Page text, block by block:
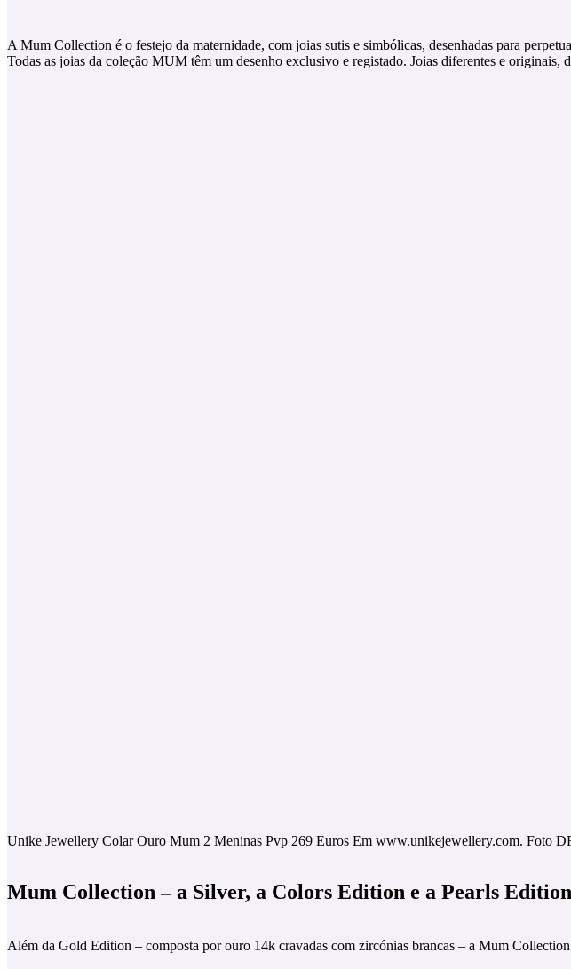
A Mum Collection é o festejo da maternidade, com joias sutis e simbólicas, desenhadas para
Todas as joias da coleção MUM têm um desenho exclusivo e registado. Joias diferentes e originais,
Unike Jewellery Colar Ouro Mum 2 Meninas Pvp 269 Euros Em www.unikejewellery.com. Foto
Mum Collection – a Silver, a Colors Edition e a Pearls Edition
Além da Gold Edition – composta por ouro 14k cravadas com zircónias brancas – a Mum